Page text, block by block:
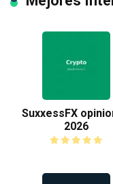
SuxxessFX
2026